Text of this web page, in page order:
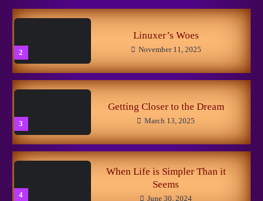
2
Linuxer’s Woes
November 11, 2025
3
Getting Closer to the Dream
March 13, 2025
4
When Life is Simpler Than it
Seems
June 30, 2024
The Little Fox
Вспоминания лесных